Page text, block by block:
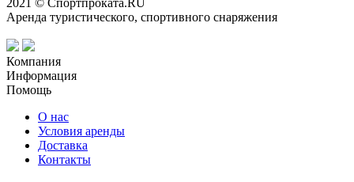
Аренда туристического, спортивного снаряжения
Компания
Информация
Помощь
О нас
Условия аренды
Доставка
Контакты